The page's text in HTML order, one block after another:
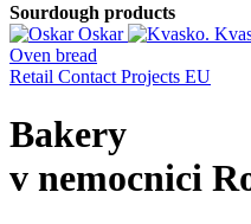
Sourdough products
Oskar
Oven bread
Retail Contact Projects EU
Bakery
v nemocnici